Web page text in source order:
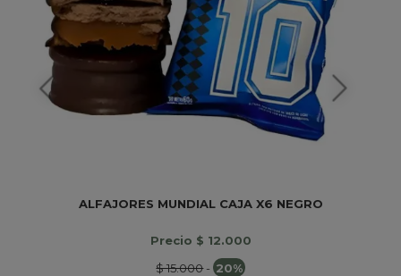
ALFAJORES MUNDIAL CAJA X6 NEGRO
Precio $ 12.000
$ 15.000- 20%